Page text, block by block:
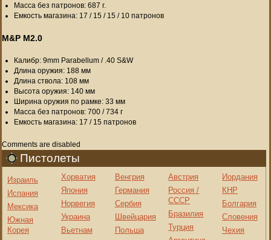
Масса без патронов: 687 г.
Емкость магазина: 17 / 15 / 15 / 10 патронов
M&P M2.0
Калибр: 9mm Parabellum / .40 S&W
Длина оружия: 188 мм
Длина ствола: 108 мм
Высота оружия: 140 мм
Ширина оружия по рамке: 33 мм
Масса без патронов: 700 / 734 г
Емкость магазина: 17 / 15 патронов
Comments are disabled
Пистолеты
Израиль
Испания
Мексика
Южная
Корея
Хорватия
Япония
Норвегия
Украина
Вьетнам
Венгрия
Германия
Сербия
Швейцария
Польша
Австрия
Россия /
СССР
Бразилия
Турция
Иордания
КНР
Болгария
Словения
Чехия